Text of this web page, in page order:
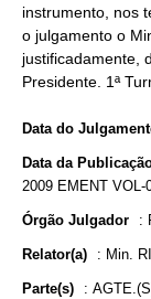
instrumento, nos
o julgamento o
justificadamente,
Presidente. 1ª
Data do
Data da
2009 EMENT VOL-
Órgão Julgador :
Relator(a) : Min.
Parte(s) :